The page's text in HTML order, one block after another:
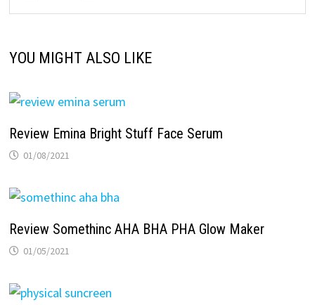
YOU MIGHT ALSO LIKE
Review Emina Bright Stuff Face Serum
01/08/2021
Review Somethinc AHA BHA PHA Glow Maker
01/05/2021